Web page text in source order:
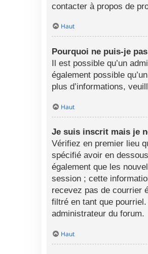
contacter à propos de
Haut
Pourquoi ne puis-je
Il est possible qu’un
également possible
plus d’informations,
Haut
Je suis inscrit mais je
Vérifiez en premier lieu
spécifié avoir en
également que les
session ; cette
recevez pas de courrier
filtré en tant que
administrateur du forum.
Haut